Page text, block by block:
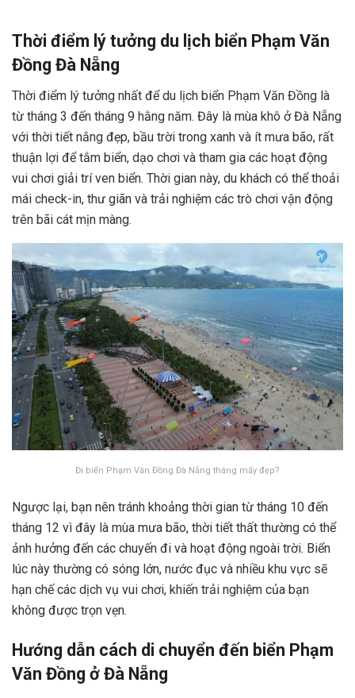
Thời điểm lý tưởng du lịch biển Phạm Văn
Đồng Đà Nẵng
Thời điểm lý tưởng nhất để du lịch biển Phạm Văn Đồng là
từ tháng 3 đến tháng 9 hằng năm. Đây là mùa khô ở Đà Nẵng
với thời tiết nắng đẹp, bầu trời trong xanh và ít mưa bão, rất
thuận lợi để tắm biển, dạo chơi và tham gia các hoạt động
vui chơi giải trí ven biển. Thời gian này, du khách có thể thoải
mái check-in, thư giãn và trải nghiệm các trò chơi vận động
trên bãi cát mịn màng.
Đi biển Phạm Văn Đồng Đà Nẵng tháng mấy đẹp?
Ngược lại, bạn nên tránh khoảng thời gian từ tháng 10 đến
tháng 12 vì đây là mùa mưa bão, thời tiết thất thường có thể
ảnh hưởng đến các chuyến đi và hoạt động ngoài trời. Biển
lúc này thường có sóng lớn, nước đục và nhiều khu vực sẽ
hạn chế các dịch vụ vui chơi, khiến trải nghiệm của bạn
không được trọn vẹn.
Hướng dẫn cách di chuyển đến biển Phạm
Văn Đồng ở Đà Nẵng